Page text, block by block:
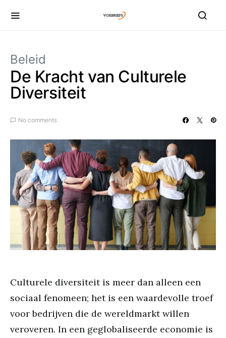
Beleid
De Kracht van Culturele
Diversiteit
No comments
Culturele diversiteit is meer dan alleen een
sociaal fenomeen; het is een waardevolle troef
voor bedrijven die de wereldmarkt willen
veroveren. In een geglobaliseerde economie is